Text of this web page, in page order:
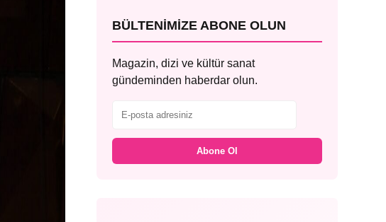
BÜLTENIMIZE ABONE OLUN
Magazin, dizi ve kültür sanat
gündeminden haberdar olun.
Abone Ol